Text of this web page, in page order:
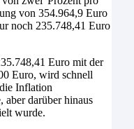
von 354.964,9 Euro
noch 235.748,41 Euro
Euro mit der
Euro, wird schnell
Inflation
aber darüber hinaus
wurde.